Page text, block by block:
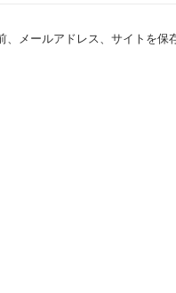
メールアドレス、サイトを保